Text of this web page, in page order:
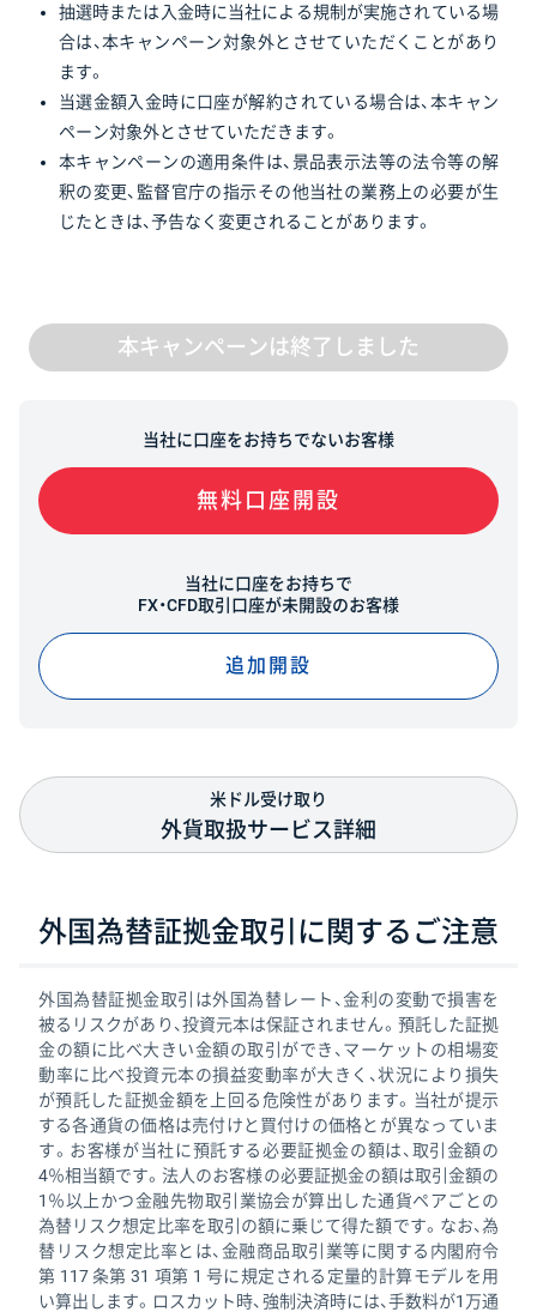
抽選時または入金時に当社による規制が実施されている場
合は、本キャンペーン対象外とさせていただくことがあり
ます。
当選金額入金時に口座が解約されている場合は、本キャン
ペーン対象外とさせていただきます。
本キャンペーンの適用条件は、景品表示法等の法令等の解
釈の変更、監督官庁の指示その他当社の業務上の必要が生
じたときは、予告なく変更されることがあります。
本キャンペーンは終了しました
当社に口座をお持ちでないお客様
無料口座開設
当社に口座をお持ちで
FX・CFD取引口座が未開設のお客様
追加開設
米ドル受け取り
外貨取扱サービス詳細
外国為替証拠金取引に 関するご注意
外国為替証拠金取引は外国為替レート、金利の変動で損害を
被るリスクがあり、投資元本は保証されません。預託した証拠
金の額に比べ大きい金額の取引ができ、マーケットの相場変
動率に比べ投資元本の損益変動率が大きく、状況により損失
が預託した証拠金額を上回る危険性があります。当社が提示
する各通貨の価格は売付けと買付けの価格とが異なっていま
す。お客様が当社に預託する必要証拠金の額は、取引金額の
4％相当額です。法人のお客様の必要証拠金の額は取引金額の
1％以上かつ金融先物取引業協会が算出した通貨ペアごとの
為替リスク想定比率を取引の額に乗じて得た額です。なお、為
替リスク想定比率とは、金融商品取引業等に関する内閣府令
第 117 条第 31 項第 1 号に規定される定量的計算モデルを用
い算出します。ロスカット時、強制決済時には、手数料が1万通